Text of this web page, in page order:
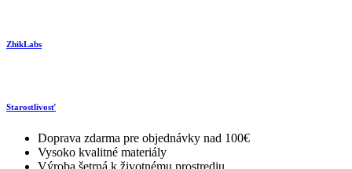
ZhikLabs
Starostlivosť
Doprava zdarma pre objednávky nad 100€
Vysoko kvalitné materiály